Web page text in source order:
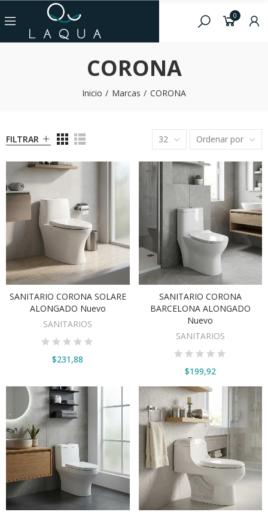
0
CORONA
Inicio Marcas CORONA
FILTRAR 32 Ordenar por
AÑADIR AL CARRITO
SANITARIO CORONA SOLARE
ALONGADO Nuevo
SANITARIOS
$231,88
AÑADIR AL CARRITO
SANITARIO CORONA
BARCELONA ALONGADO
Nuevo
SANITARIOS
$199,92